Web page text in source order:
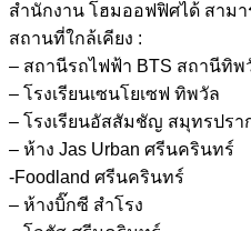
สำนักงาน โฮมออฟฟิศได้ สาม
สถานที่ใกล้เคียง :
– สถานีรถไฟฟ้า BTS สถานีทิพ
– โรงเรียนเซนโยเซฟ ทิพวัล
– โรงเรียนอัสสัมชัญ สมุทรปรา
– ห้าง Jas Urban ศรีนครินทร์
-Foodland ศรีนครินทร์
– ห้างบิ๊กซี สำโรง